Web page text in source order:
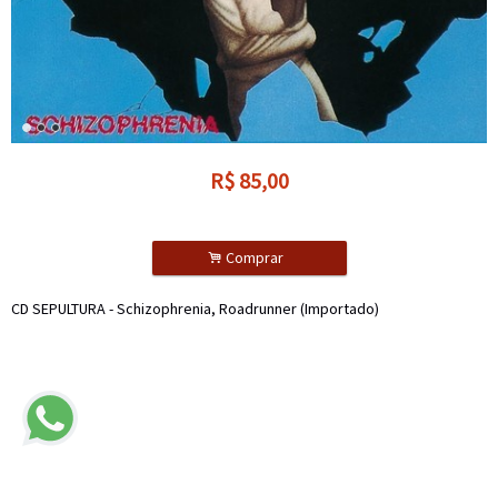
R$ 85,00
. Comprar
CD SEPULTURA - Schizophrenia, Roadrunner (Importado)